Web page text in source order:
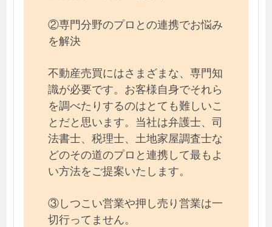
②専門分野のプロとの連携でお悩み
を解決
不動産売買にはさまざまな、専門知
識が必要です。お客様自身でそれら
を調べたりするのはとても難しいこ
とだと思います。当社は弁護士、司
法書士、税理士、土地家屋調査士な
どのその道のプロと連携して最もよ
い方法をご提案いたします。
③しつこい営業や押し売り営業は一
切行ってません。